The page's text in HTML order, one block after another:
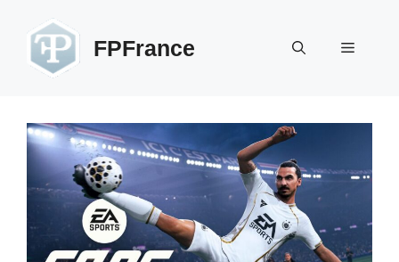
springen
FPFrance Menü